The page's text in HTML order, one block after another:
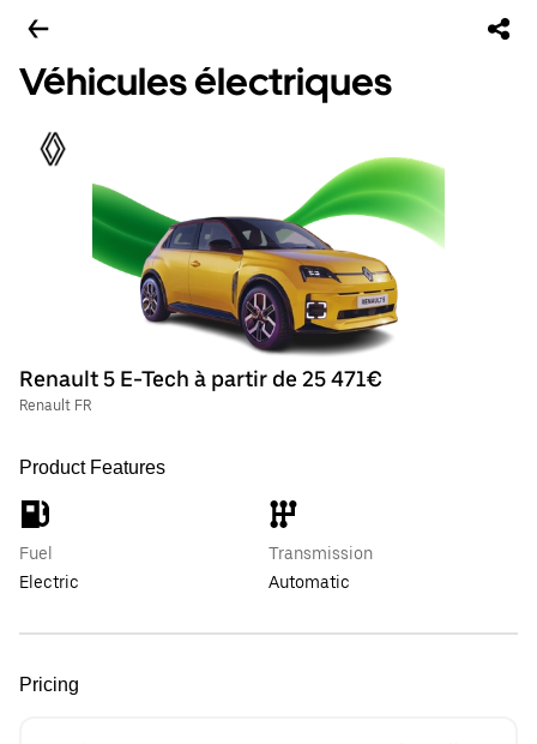
Véhicules électriques
Renault 5 E-Tech à partir de 25 471€
Renault FR
Product Features
Fuel
Electric
Transmission
Automatic
Pricing